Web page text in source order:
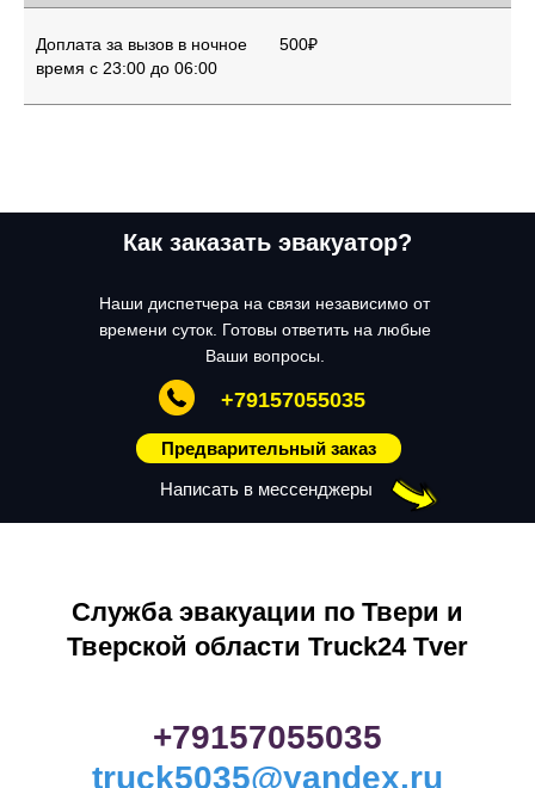
Доплата за вызов в ночное
время с 23:00 до 06:00
500₽
Как заказать эвакуатор?
Наши диспетчера на связи независимо от
времени суток. Готовы ответить на любые
Ваши вопросы.
Написать в мессенджеры
Предварительный заказ
+79157055035
Служба эвакуации по Твери и
Тверской области Truck24 Tver
+79157055035
truck5035@yandex.ru